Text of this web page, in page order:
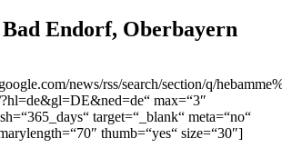
Endorf, Oberbayern
news/rss/search/section/q/
max=“3″
target=“_blank“ meta=“no“
thumb=“yes“ size=“30″]